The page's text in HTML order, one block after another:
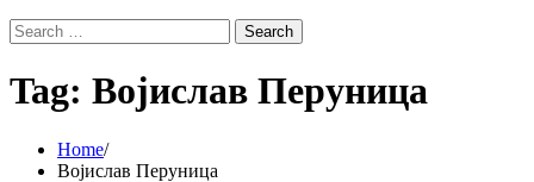
Search
for:
Tag: Војислав Перуница
Home
Војислав Перуница